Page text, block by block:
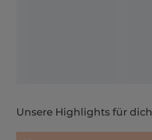
Unsere Highlights für dich